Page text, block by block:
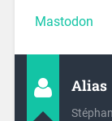
Mastodon
Alias